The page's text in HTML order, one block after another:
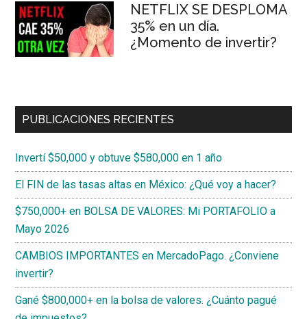
NETFLIX SE DESPLOMA
35% en un día.
¿Momento de invertir?
PUBLICACIONES RECIENTES
Invertí $50,000 y obtuve $580,000 en 1 año
El FIN de las tasas altas en México: ¿Qué voy a hacer?
$750,000+ en BOLSA DE VALORES: Mi PORTAFOLIO a
Mayo 2026
CAMBIOS IMPORTANTES en MercadoPago. ¿Conviene
invertir?
Gané $800,000+ en la bolsa de valores. ¿Cuánto pagué